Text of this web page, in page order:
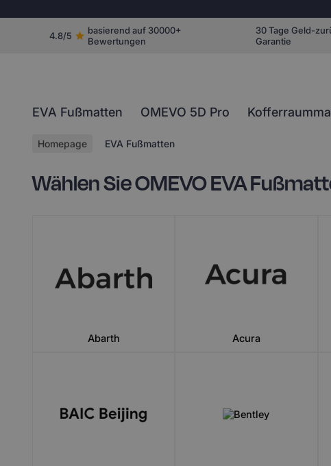
4.8/5
basierend auf 30000+
Bewertungen
30 Tage Geld-
Garantie
EVA Fußmatten OMEVO 5D Pro
Homepage EVA Fußmatten
Wählen Sie OMEVO EVA
Abarth Acura